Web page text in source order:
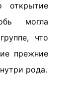
открытие
могла
что
прежние
рода.